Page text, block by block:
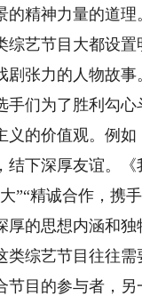
精神力量的道理
艺节目大都设置
剧张力的人物故
手们为了胜利勾
义的价值观。例
下深厚友谊。
”“精诚合作，携
的思想内涵和独
综艺节目往往需
节目的参与者，